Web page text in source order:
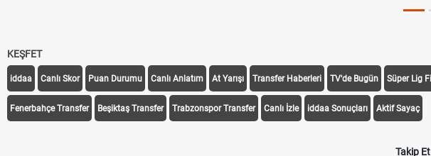
KEŞFET
iddaa Canlı Skor Puan Durumu Canlı Anlatım At Yarışı Transfer Haberleri TV'de Bugün Süper Lig
Fenerbahçe Transfer Beşiktaş Transfer Trabzonspor Transfer Canlı İzle iddaa Sonuçları Aktif Sayaç
Takip Et